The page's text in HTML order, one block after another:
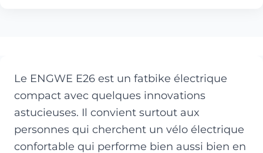
Le ENGWE E26 est un fatbike électrique
compact avec quelques innovations
astucieuses. Il convient surtout aux
personnes qui cherchent un vélo électrique
confortable qui performe bien aussi bien en